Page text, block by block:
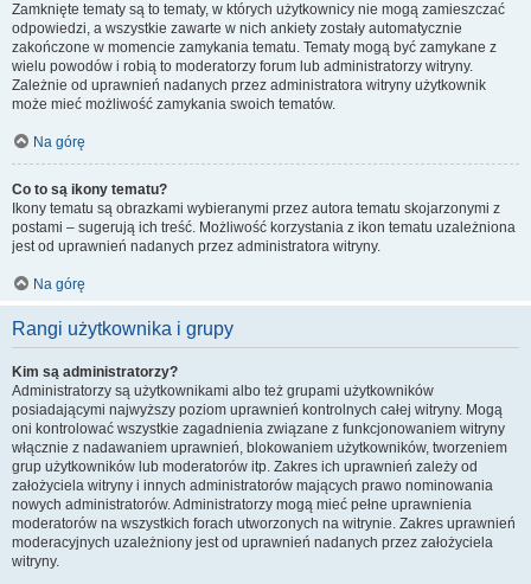
Zamknięte tematy są to tematy, w których użytkownicy nie mogą zamieszczać
odpowiedzi, a wszystkie zawarte w nich ankiety zostały automatycznie
zakończone w momencie zamykania tematu. Tematy mogą być zamykane z
wielu powodów i robią to moderatorzy forum lub administratorzy witryny.
Zależnie od uprawnień nadanych przez administratora witryny użytkownik
może mieć możliwość zamykania swoich tematów.
Na górę
Co to są ikony tematu?
Ikony tematu są obrazkami wybieranymi przez autora tematu skojarzonymi z
postami – sugerują ich treść. Możliwość korzystania z ikon tematu uzależniona
jest od uprawnień nadanych przez administratora witryny.
Na górę
Rangi użytkownika i grupy
Kim są administratorzy?
Administratorzy są użytkownikami albo też grupami użytkowników
posiadającymi najwyższy poziom uprawnień kontrolnych całej witryny. Mogą
oni kontrolować wszystkie zagadnienia związane z funkcjonowaniem witryny
włącznie z nadawaniem uprawnień, blokowaniem użytkowników, tworzeniem
grup użytkowników lub moderatorów itp. Zakres ich uprawnień zależy od
założyciela witryny i innych administratorów mających prawo nominowania
nowych administratorów. Administratorzy mogą mieć pełne uprawnienia
moderatorów na wszystkich forach utworzonych na witrynie. Zakres uprawnień
moderacyjnych uzależniony jest od uprawnień nadanych przez założyciela
witryny.